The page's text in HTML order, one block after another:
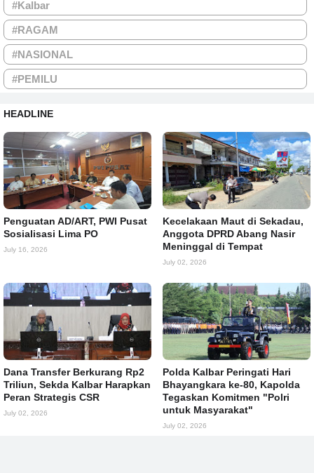
#Kalbar
#RAGAM
#NASIONAL
#PEMILU
HEADLINE
Penguatan AD/ART, PWI Pusat
Sosialisasi Lima PO
July 16, 2026
Kecelakaan Maut di Sekadau,
Anggota DPRD Abang Nasir
Meninggal di Tempat
July 02, 2026
Dana Transfer Berkurang Rp2
Triliun, Sekda Kalbar Harapkan
Peran Strategis CSR
July 02, 2026
Polda Kalbar Peringati Hari
Bhayangkara ke-80, Kapolda
Tegaskan Komitmen "Polri
untuk Masyarakat"
July 02, 2026